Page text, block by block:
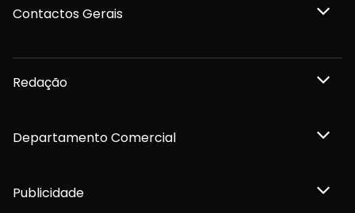
Contactos Gerais
Redação
Departamento Comercial
Publicidade